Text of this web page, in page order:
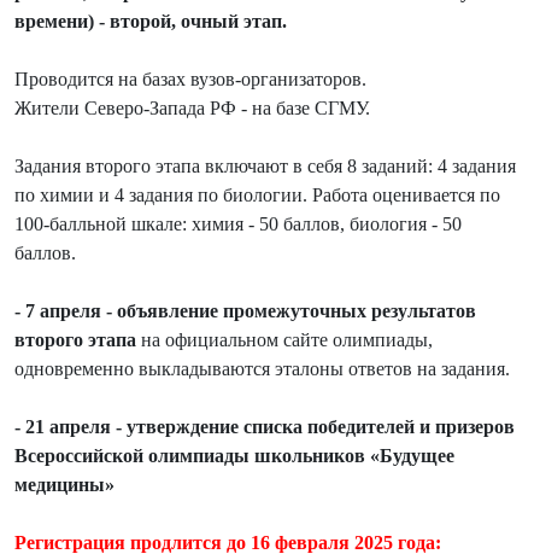
времени) - второй, очный этап.
Проводится на базах вузов-организаторов.
Жители Северо-Запада РФ - на базе СГМУ.
Задания второго этапа включают в себя 8 заданий: 4 задания
по химии и 4 задания по биологии. Работа оценивается по
100-балльной шкале: химия - 50 баллов, биология - 50
баллов.
- 7 апреля - объявление промежуточных результатов
второго этапа на официальном сайте олимпиады,
одновременно выкладываются эталоны ответов на задания.
- 21 апреля - утверждение списка победителей и призеров
Всероссийской олимпиады школьников «Будущее
медицины»
Регистрация продлится до 16 февраля 2025 года: